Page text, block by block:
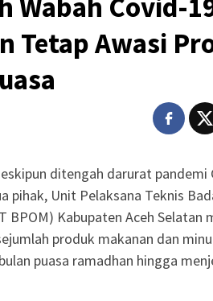
Wabah Covid-
Tetap Awasi
ditengah darurat pandemi
pihak, Unit Pelaksana Teknis
BPOM) Kabupaten Aceh Selatan
produk makanan dan
puasa ramadhan hingga